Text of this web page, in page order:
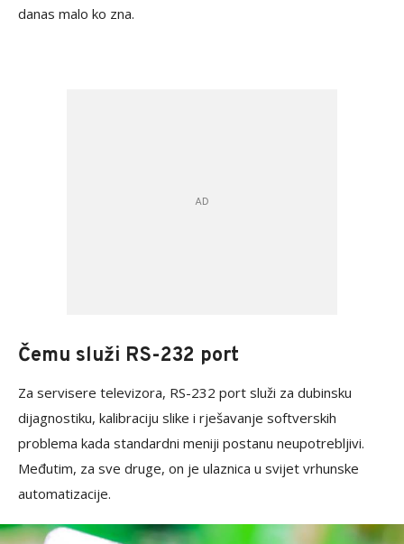
danas malo ko zna.
Čemu služi RS-232 port
Za servisere televizora, RS-232 port služi za dubinsku
dijagnostiku, kalibraciju slike i rješavanje softverskih
problema kada standardni meniji postanu neupotrebljivi.
Međutim, za sve druge, on je ulaznica u svijet vrhunske
automatizacije.